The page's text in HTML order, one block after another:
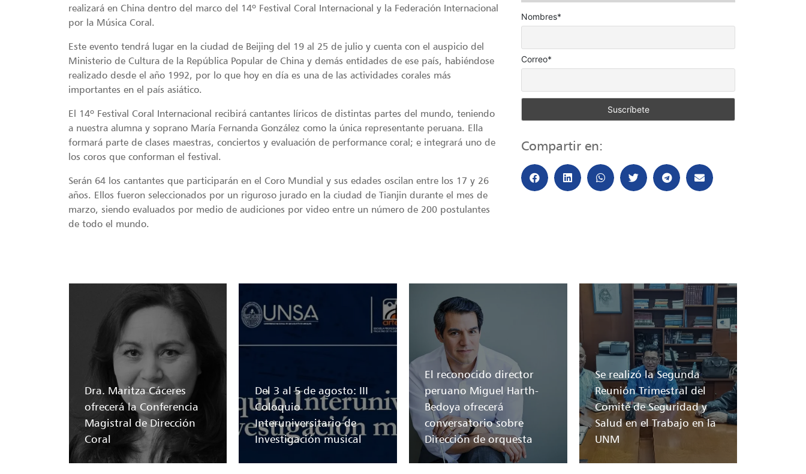
realizará en China dentro del marco del 14º Festival Coral Internacional y la Federación Internacional
por la Música Coral.
Este evento tendrá lugar en la ciudad de Beijing del 19 al 25 de julio y cuenta con el auspicio del
Ministerio de Cultura de la República Popular de China y demás entidades de ese país, habiéndose
realizado desde el año 1992, por lo que hoy en día es una de las actividades corales más
importantes en el país asiático.
El 14º Festival Coral Internacional recibirá cantantes líricos de distintas partes del mundo, teniendo
a nuestra alumna y soprano María Fernanda González como la única representante peruana. Ella
formará parte de clases maestras, conciertos y evaluación de performance coral; e integrará uno de
los coros que conforman el festival.
Serán 64 los cantantes que participarán en el Coro Mundial y sus edades oscilan entre los 17 y 26
años. Ellos fueron seleccionados por un riguroso jurado en la ciudad de Tianjin durante el mes de
marzo, siendo evaluados por medio de audiciones por video entre un número de 200 postulantes
de todo el mundo.
Nombres*
Correo*
Compartir en:
Dra. Maritza Cáceres
ofrecerá la Conferencia
Magistral de Dirección
Coral
Del 3 al 5 de agosto: III
Coloquio
Interuniversitario de
Investigación musical
El reconocido director
peruano Miguel Harth-
Bedoya ofrecerá
conversatorio sobre
Dirección de orquesta
Se realizó la Segunda
Reunión Trimestral del
Comité de Seguridad y
Salud en el Trabajo en la
UNM